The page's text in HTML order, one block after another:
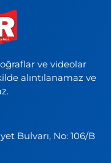
ve videolar
alıntılanamaz ve
Bulvarı, No: 106/B